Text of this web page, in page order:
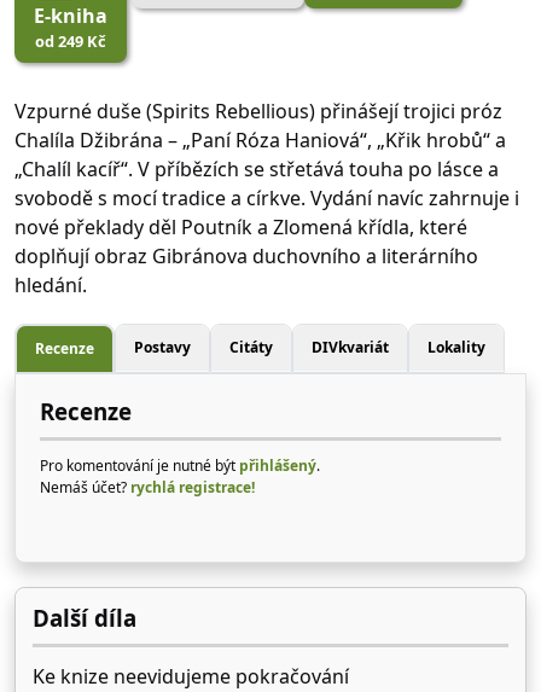
E-kniha
od 249 Kč
Vzpurné duše (Spirits Rebellious) přinášejí trojici próz
Chalíla Džibrána – „Paní Róza Haniová“, „Křik hrobů“ a
„Chalíl kacíř“. V příbězích se střetává touha po lásce a
svobodě s mocí tradice a církve. Vydání navíc zahrnuje i
nové překlady děl Poutník a Zlomená křídla, které
doplňují obraz Gibránova duchovního a literárního
hledání.
Recenze Postavy Citáty DIVkvariát Lokality
Recenze
Pro komentování je nutné být přihlášený.
Nemáš účet? rychlá registrace!
Další díla
Ke knize neevidujeme pokračování